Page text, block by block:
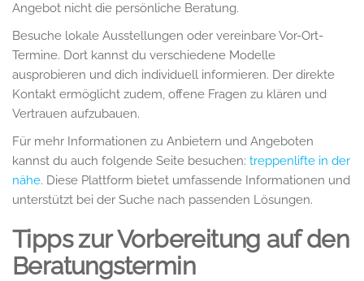
Angebot nicht die persönliche Beratung.
Besuche lokale Ausstellungen oder vereinbare Vor-Ort-
Termine. Dort kannst du verschiedene Modelle
ausprobieren und dich individuell informieren. Der direkte
Kontakt ermöglicht zudem, offene Fragen zu klären und
Vertrauen aufzubauen.
Für mehr Informationen zu Anbietern und Angeboten
kannst du auch folgende Seite besuchen: treppenlifte in der
nähe. Diese Plattform bietet umfassende Informationen und
unterstützt bei der Suche nach passenden Lösungen.
Tipps zur Vorbereitung auf den
Beratungstermin